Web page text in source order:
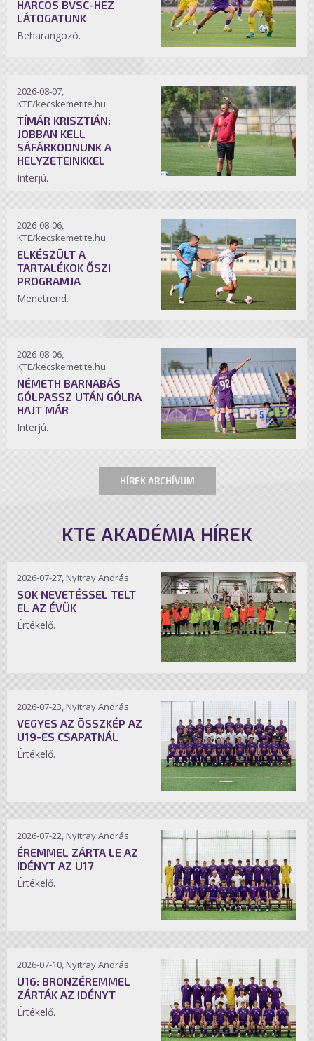
HARCOS BVSC-HEZ
LÁTOGATUNK
Beharangozó.
2026-08-07,
KTE/kecskemetite.hu
TÍMÁR KRISZTIÁN:
JOBBAN KELL
SÁFÁRKODNUNK A
HELYZETEINKKEL
Interjú.
2026-08-06,
KTE/kecskemetite.hu
ELKÉSZÜLT A
TARTALÉKOK ŐSZI
PROGRAMJA
Menetrend.
2026-08-06,
KTE/kecskemetite.hu
NÉMETH BARNABÁS
GÓLPASSZ UTÁN GÓLRA
HAJT MÁR
Interjú.
HÍREK ARCHÍVUM
KTE AKADÉMIA HÍREK
2026-07-27, Nyitray András
SOK NEVETÉSSEL TELT
EL AZ ÉVÜK
Értékelő.
2026-07-23, Nyitray András
VEGYES AZ ÖSSZKÉP AZ
U19-ES CSAPATNÁL
Értékelő.
2026-07-22, Nyitray András
ÉREMMEL ZÁRTA LE AZ
IDÉNYT AZ U17
Értékelő.
2026-07-10, Nyitray András
U16: BRONZÉREMMEL
ZÁRTÁK AZ IDÉNYT
Értékelő.